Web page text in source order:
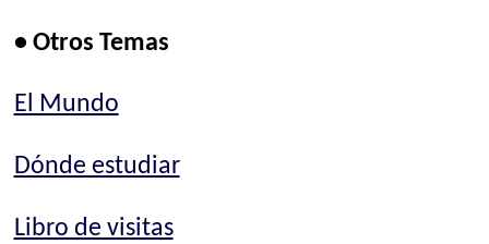
• Otros Temas
El Mundo
Dónde estudiar
Libro de visitas